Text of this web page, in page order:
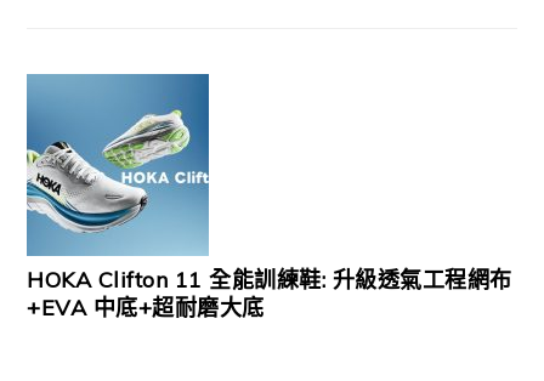
HOKA Clifton 11 全能訓練鞋: 升級透氣工程網布
+EVA 中底+超耐磨大底